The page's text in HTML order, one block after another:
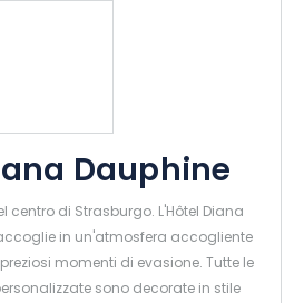
Dauphine
centro di Strasburgo. L'Hôtel Diana
in un'atmosfera accogliente
momenti di evasione. Tutte le
sono decorate in stile